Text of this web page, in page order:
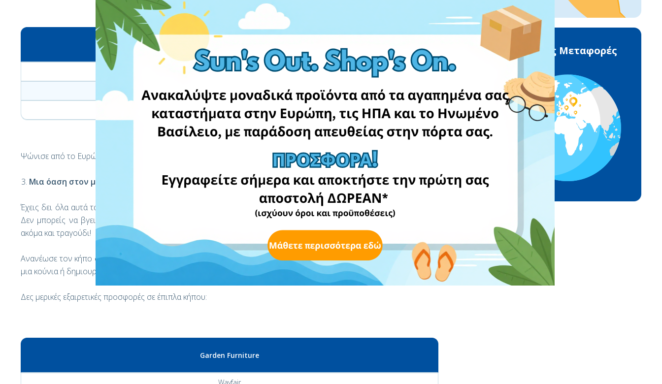
Kids Outdoors Toys
Amazon
MyToys
LIDL
Ψώνισε από το Ευρώπη & Αμερική και το EshopWedrop θα παραδώσει το δέμα σου στο σπίτι σου!
Μια όαση στον μπαλκόνι σου
Έχεις δει όλα αυτά τα βίντεο με πολίτες στην Ιταλία να βρίσκονται στα μπαλκόνια τους και να τραγουδούν δυνατά;
Δεν μπορείς να βγεις έξω, μην ανησυχείς! Βγες στο μπαλκόνι σου και αφιέρωσε χρόνο για χαλάρωση, παιχνίδι ή
ακόμα και τραγούδι!
Ανανέωσε τον κήπο σου, ανεξάρτητα από το μπαλκόνι ή τον κήπο σου, με νέα έπιπλα εξωτερικού χώρου, φυτά, ίσως
μια κούνια ή δημιουργούργησε ένα χαλαρωτικό εφέ καταρράκτη όπου μπορείς να βρείς αυτή την ηρεμία που ψάχνεις!
Δες μερικές εξαιρετικές προσφορές σε έπιπλα κήπου:
Garden Furniture
Διεθνείς Μεταφορές